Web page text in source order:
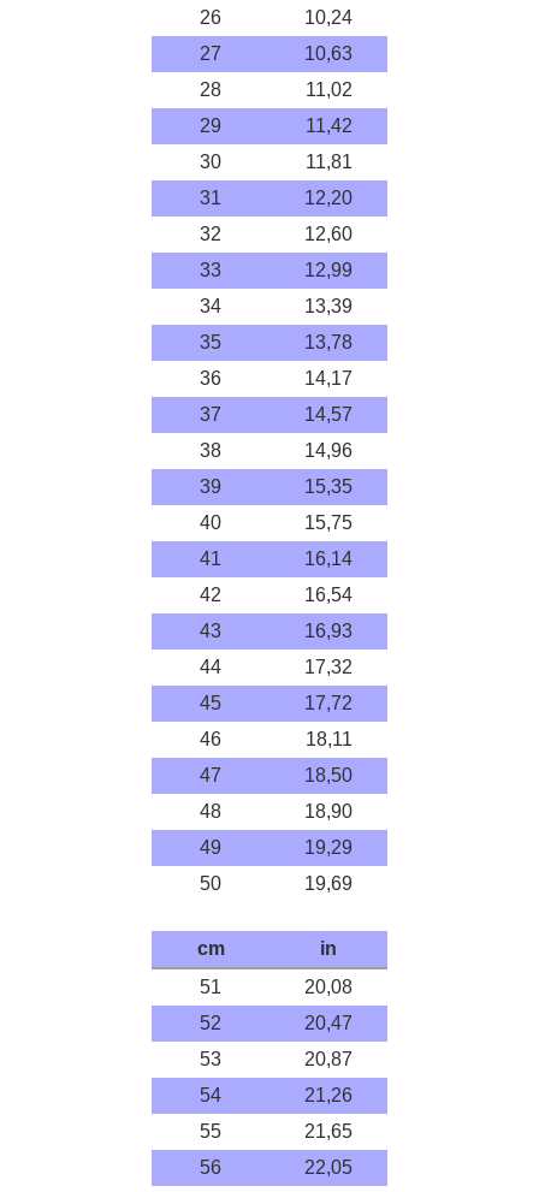
26
10,24
27
10,63
28
11,02
29
11,42
30
11,81
31
12,20
32
12,60
33
12,99
34
13,39
35
13,78
36
14,17
37
14,57
38
14,96
39
15,35
40
15,75
41
16,14
42
16,54
43
16,93
44
17,32
45
17,72
46
18,11
47
18,50
48
18,90
49
19,29
50
19,69
cm
in
51
20,08
52
20,47
53
20,87
54
21,26
55
21,65
56
22,05